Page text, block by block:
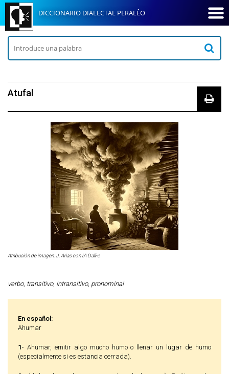
DICCIONARIO DIALECTAL PERALÊO
Atufal
Atribución de imagen: J. Arias con IA Dall-e
verbo, transitivo, intransitivo, pronominal
En español:
Ahumar
1- Ahumar, emitir algo mucho humo o llenar un lugar de humo
(especialmente si es estancia cerrada).